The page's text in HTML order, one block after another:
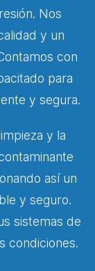
Nos
y un
con
para
y segura.
y la
así un
y seguro.
sistemas de
condiciones.